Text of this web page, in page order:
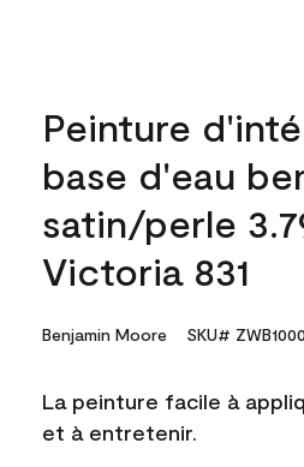
Peinture
base d'eau
satin/perle
Victoria 831
Benjamin Moore SKU#
La peinture facile à
et à entretenir.